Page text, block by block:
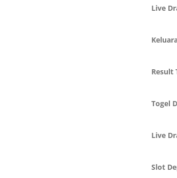
Live
Result
Togel
Live
Slot